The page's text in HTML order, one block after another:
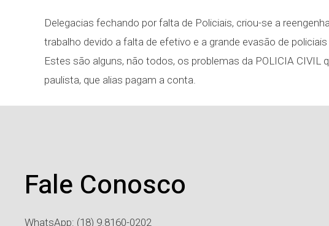
Delegacias fechando por falta de Policiais, criou-se a
trabalho devido a falta de efetivo e a grande evasão de
Estes são alguns, não todos, os problemas da POLICIA
paulista, que alias pagam a conta.
Fale Conosco
WhatsApp: (18) 9.8160-0202